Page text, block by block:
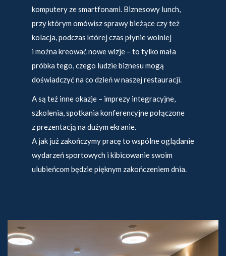
komputery ze smartfonami. Biznesowy lunch,
przy którym omówisz sprawy bieżące czy też
kolacja, podczas której czas płynie wolniej
i można kreować nowe wizje – to tylko mała
próbka tego, czego ludzie biznesu mogą
doświadczyć na co dzień w naszej restauracji.
A są też inne okazje – imprezy integracyjne,
szkolenia, spotkania konferencyjne połączone
z prezentacją na dużym ekranie.
A jak już zakończymy pracę to wspólne oglądanie
wydarzeń sportowych i kibicowanie swoim
ulubieńcom będzie pięknym zakończeniem dnia.